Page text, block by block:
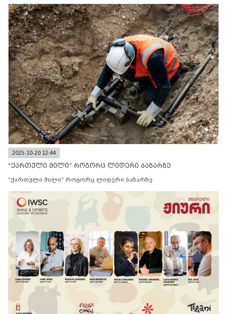
2025-10-20 12:44
“ქართული მილი” როგორც ლიდერი ბაზარზე
“ქართული მილი” როგორც ლიდერი ბაზარზე